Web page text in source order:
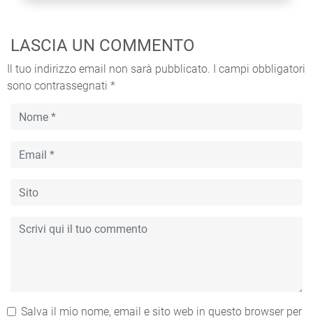
LASCIA UN COMMENTO
Il tuo indirizzo email non sarà pubblicato. I campi obbligatori
sono contrassegnati *
Salva il mio nome, email e sito web in questo browser per